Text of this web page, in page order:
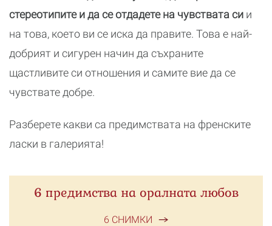
стереотипите и да се отдадете на чувствата си и
на това, което ви се иска да правите. Това е най-
добрият и сигурен начин да съхраните
щастливите си отношения и самите вие да се
чувствате добре.
Разберете какви са предимствата на френските
ласки в галерията!
6 предимства на оралната любов
6 СНИМКИ